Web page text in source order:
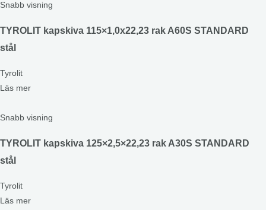
Snabb visning
TYROLIT kapskiva 115×1,0x22,23 rak A60S STANDARD
stål
Tyrolit
Läs mer
Snabb visning
TYROLIT kapskiva 125×2,5×22,23 rak A30S STANDARD
stål
Tyrolit
Läs mer